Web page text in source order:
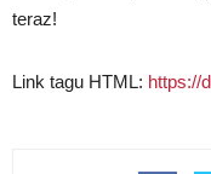
teraz!
Link tagu HTML: https://